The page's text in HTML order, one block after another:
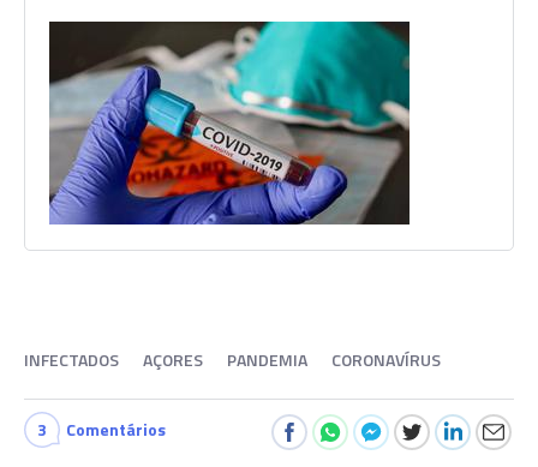
INFECTADOS AÇORES PANDEMIA CORONAVÍRUS
3 Comentários